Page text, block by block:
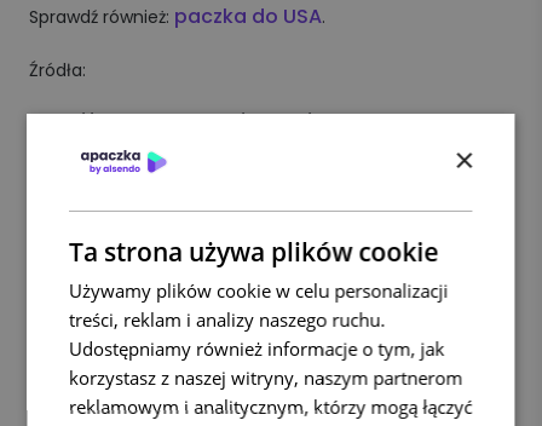
Sprawdź również: paczka do USA.
Źródła:
https://www.pewresearch.org/short-
middle-class
https://www.adyen.com/pl_PL/przewodnik-po-
metodach-platnosci/ameryka-
polnocna/stany-zjednoczone
×
Ta strona używa plików cookie
Używamy plików cookie w celu personalizacji
treści, reklam i analizy naszego ruchu.
Udostępniamy również informacje o tym, jak
korzystasz z naszej witryny, naszym partnerom
reklamowym i analitycznym, którzy mogą łączyć